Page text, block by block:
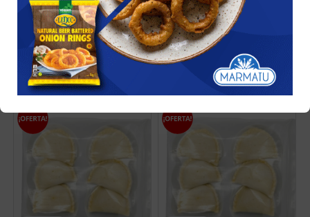
Ver 36 artículos
Recomendados
Filtrando por: Empanadas